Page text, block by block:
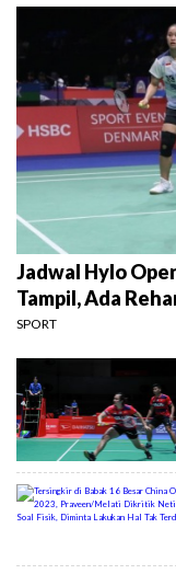
Jadwal Hylo
Tampil, Ada
SPORT